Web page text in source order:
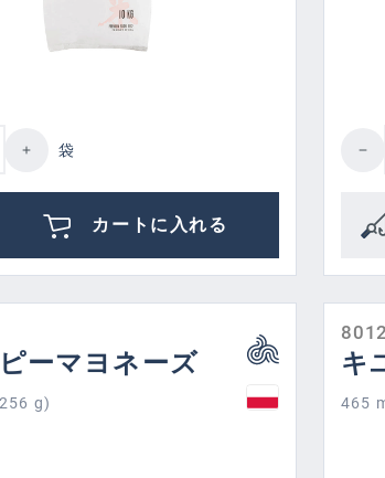
use the buttons to increase or
Quantity: Enter the desired
袋
カートに入れる
ーマヨネーズ
g)
キ
465